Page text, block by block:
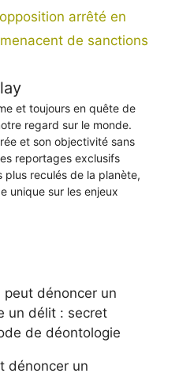
arrêté en
de sanctions
et toujours en quête de
regard sur le monde.
et son objectivité sans
reportages exclusifs
plus reculés de la planète,
unique sur les enjeux
dénoncer un